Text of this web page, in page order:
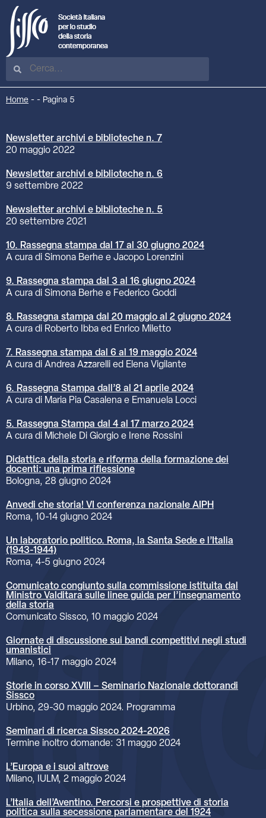
Home - - Pagina 5
Newsletter archivi e biblioteche n. 7
20 maggio 2022
Newsletter archivi e biblioteche n. 6
9 settembre 2022
Newsletter archivi e biblioteche n. 5
20 settembre 2021
10. Rassegna stampa dal 17 al 30 giugno 2024
A cura di Simona Berhe e Jacopo Lorenzini
9. Rassegna stampa dal 3 al 16 giugno 2024
A cura di Simona Berhe e Federico Goddi
8. Rassegna stampa dal 20 maggio al 2 giugno 2024
A cura di Roberto Ibba ed Enrico Miletto
7. Rassegna stampa dal 6 al 19 maggio 2024
A cura di Andrea Azzarelli ed Elena Vigilante
6. Rassegna Stampa dall’8 al 21 aprile 2024
A cura di Maria Pia Casalena e Emanuela Locci
5. Rassegna Stampa dal 4 al 17 marzo 2024
A cura di Michele Di Giorgio e Irene Rossini
Didattica della storia e riforma della formazione dei
docenti: una prima riflessione
Bologna, 28 giugno 2024
Anvedi che storia! VI conferenza nazionale AIPH
Roma, 10-14 giugno 2024
Un laboratorio politico. Roma, la Santa Sede e l’Italia
(1943-1944)
Roma, 4-5 giugno 2024
Comunicato congiunto sulla commissione istituita dal
Ministro Valditara sulle linee guida per l’insegnamento
della storia
Comunicato Sissco, 10 maggio 2024
Giornate di discussione sui bandi competitivi negli studi
umanistici
Milano, 16-17 maggio 2024
Storie in corso XVIII – Seminario Nazionale dottorandi
Sissco
Urbino, 29-30 maggio 2024. Programma
Seminari di ricerca Sissco 2024-2026
Termine inoltro domande: 31 maggo 2024
L’Europa e i suoi altrove
Milano, IULM, 2 maggio 2024
L’Italia dell’Aventino. Percorsi e prospettive di storia
politica sulla secessione parlamentare del 1924